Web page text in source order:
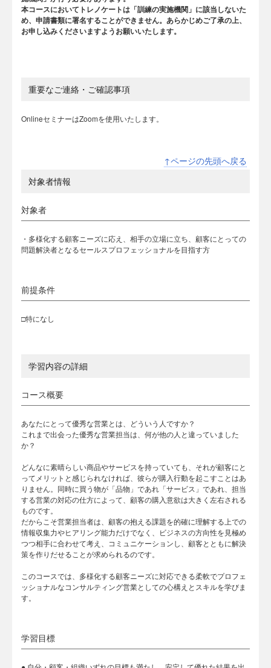
本コースにおいてトレノケートは「訓練の実施機関」に該当しないた
め、申請書類に署名することができません。あらかじめご了承の上、
お申し込みくださいますようお願いいたします。
重要なご連絡・ご確認事項
OnlineセミナーはZoomを使用いたします。
↑ページの先頭へ戻る
対象者情報
対象者
・多様化する顧客ニーズに応え、相手の立場に立ち、顧客にとっての
問題解決者となるセールスプロフェッショナルを目指す方
前提条件
□特になし
学習内容の詳細
コース概要
あなたにとって優秀な営業とは、どういう人ですか？
これまで出会った優秀な営業担当は、何が他の人と違っていました
か？
どんなに素晴らしい商品やサービスを持っていても、それが顧客にと
ってメリットと感じられなければ、彼らが購入行動を起こすことはあ
りません。同時に買う物が「品物」であれ「サービス」であれ、担当
する営業の対応の仕方によって、顧客の購入意欲は大きく左右される
ものです。
だからこそ営業担当者は、顧客の抱える課題を的確に理解する上での
情報収集力やヒアリング能力だけでなく、ビジネスの方向性を見極め
つつ相手に合わせて考え、コミュニケーションし、顧客とともに解決
策を作りだせることが求められるのです。
このコースでは、多様化する顧客ニーズに対応できる柔軟でプロフェ
ッショナルなコンサルティング営業としての心構えとスキルを学びま
す。
学習目標